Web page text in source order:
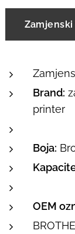
Brand:
printer
Boja:
OEM